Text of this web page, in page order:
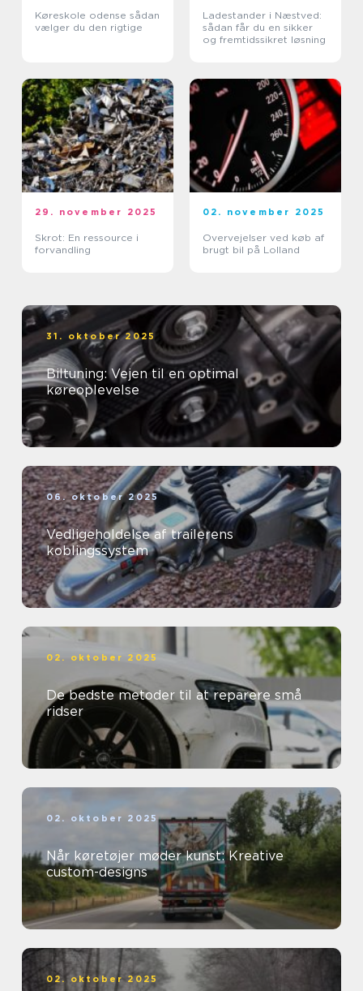
Køreskole odense sådan
vælger du den rigtige
Ladestander i Næstved:
sådan får du en sikker
og fremtidssikret løsning
29. november 2025
Skrot: En ressource i
forvandling
02. november 2025
Overvejelser ved køb af
brugt bil på Lolland
31. oktober 2025
Biltuning: Vejen til en optimal
køreoplevelse
06. oktober 2025
Vedligeholdelse af trailerens
koblingssystem
02. oktober 2025
De bedste metoder til at reparere små
ridser
02. oktober 2025
Når køretøjer møder kunst: Kreative
custom-designs
02. oktober 2025